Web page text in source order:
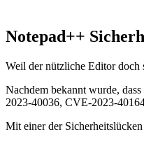
Notepad++
Weil der nützliche Editor
Nachdem bekannt wurde,
2023-40036, CVE-2023-
Mit einer der